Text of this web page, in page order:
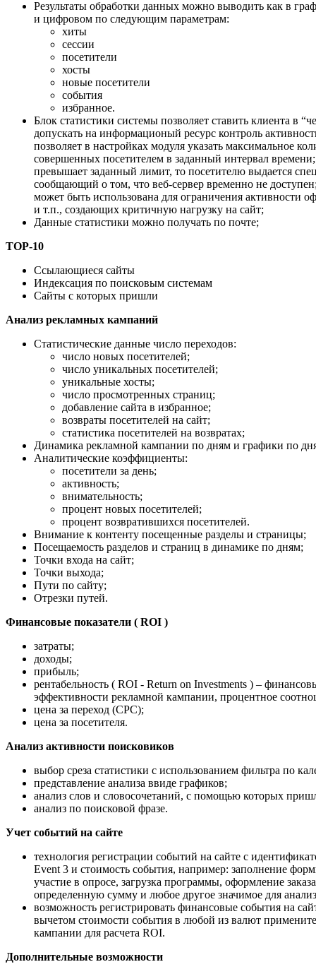
Результаты обработки данных можно выводить как в
и цифровом по следующим параметрам:
хиты
сессии
посетители
хосты
новые посетители
события
избранное.
Блок статистики системы позволяет ставить клиента в
допускать на информационый ресурс контроль
позволяет в настройках модуля указать максимальное
совершенных посетителем в заданный интервал
превышает заданный лимит, то посетителю выдается
сообщающий о том, что веб-сервер временно не
может быть использована для ограничения активности
и т.п., создающих критичную нагрузку на сайт;
Данные статистики можно получать по почте;
TOP-10
Ссылающиеся сайты
Индексация по поисковым системам
Сайты с которых пришли
Анализ рекламных кампаний
Статистические данные число переходов:
число новых посетителей;
число уникальных посетителей;
уникальные хосты;
число просмотренных страниц;
добавление сайта в избранное;
возвраты посетителей на сайт;
статистика посетителей на возвратах;
Динамика рекламной кампании по дням и графики по
Аналитические коэффициенты:
посетители за день;
активность;
внимательность;
процент новых посетителей;
процент возвратившихся посетителей.
Внимание к контенту посещенные разделы и страницы;
Посещаемость разделов и страниц в динамике по дням;
Точки входа на сайт;
Точки выхода;
Пути по сайту;
Отрезки путей.
Финансовые показатели ( ROI )
затраты;
доходы;
прибыль;
рентабельность ( ROI - Return on Investments ) –
эффективности рекламной кампании, процентное
цена за переход (CPC);
цена за посетителя.
Анализ активности поисковиков
выбор среза статистики с использованием фильтра по
представление анализа ввиде графиков;
анализ слов и словосочетаний, с помощью которых
анализ по поисковой фразе.
Учет событий на сайте
технология регистрации событий на сайте с
Event 3 и стоимость события, например: заполнение
участие в опросе, загрузка программы, оформление
определенную сумму и любое другое значимое для
возможность регистрировать финансовые события на
вычетом стоимости события в любой из валют
кампании для расчета ROI.
Дополнительные возможности